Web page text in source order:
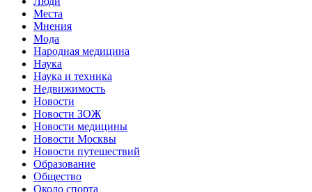
Места
Мнения
Мода
Народная медицина
Наука
Наука и техника
Недвижимость
Новости
Новости ЗОЖ
Новости медицины
Новости Москвы
Новости путешествий
Образование
Общество
Около спорта